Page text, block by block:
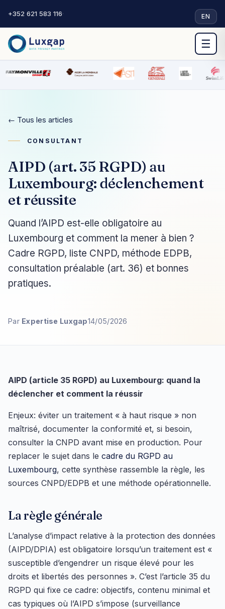
+352 621 583 116· EN
☰
← Tous les articles
CONSULTANT
AIPD (art. 35 RGPD) au
Luxembourg: déclenchement
et réussite
Quand l’AIPD est-elle obligatoire au
Luxembourg et comment la mener à bien ?
Cadre RGPD, liste CNPD, méthode EDPB,
consultation préalable (art. 36) et bonnes
pratiques.
Par Expertise Luxgap14/05/2026
AIPD (article 35 RGPD) au Luxembourg: quand la
déclencher et comment la réussir
Enjeux: éviter un traitement « à haut risque » non
maîtrisé, documenter la conformité et, si besoin,
consulter la CNPD avant mise en production. Pour
replacer le sujet dans le cadre du RGPD au
Luxembourg, cette synthèse rassemble la règle, les
sources CNPD/EDPB et une méthode opérationnelle.
La règle générale
L’analyse d’impact relative à la protection des données
(AIPD/DPIA) est obligatoire lorsqu’un traitement est «
susceptible d’engendrer un risque élevé pour les
droits et libertés des personnes ». C’est l’article 35 du
RGPD qui fixe ce cadre: objectifs, contenu minimal et
cas typiques où l’AIPD s’impose (surveillance